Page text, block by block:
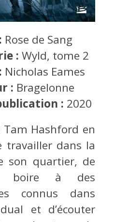
Rose de Sang
: Wyld, tome 2
Nicholas Eames
: Bragelonne
: 2020
Tam Hashford en
travailler dans la
son quartier, de
boire à des
connus dans
et d’écouter